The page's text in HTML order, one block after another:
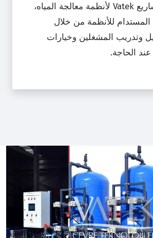
عامة. وفي مشاريع Vatek لأنظمة معالجة المياه،
للأنظمة من خلال
وتدريب المشغلين وخيارات
الحاجة.